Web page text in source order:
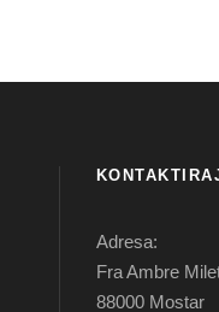
Adresa:
Fra Ambre
88000 Mostar